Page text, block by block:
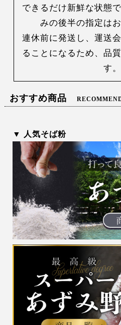
できるだけ新鮮な状態
みの後半の指定は
連休前に発送し、運送
ることになるため、品
す。
おすすめ商品
▼ 人気そば粉